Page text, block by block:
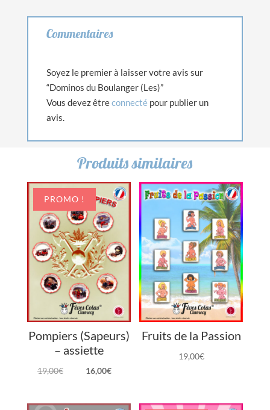
Commentaires
Soyez le premier à laisser votre avis sur
“Dominos du Boulanger (Les)”
Vous devez êtreconnectépour publier un
avis.
Produits similaires
PROMO !
Pompiers (Sapeurs)
– assiette
19,00€
initial
16,00€
actuel
Fruits de la Passion
19,00€